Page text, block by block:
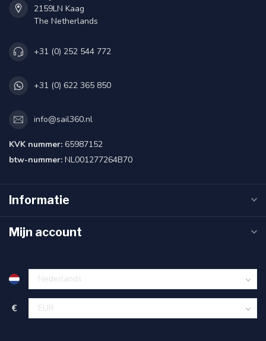
2159LN Kaag
The Netherlands
+31 (0) 252 544 772
+31 (0) 622 365 850
info@sail360.nl
KVK nummer: 65987152
btw-nummer: NL001277264B70
Informatie
Mijn account
€